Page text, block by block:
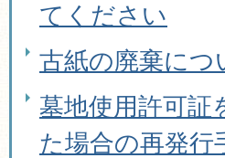
てください
古紙の廃棄に
墓地使用許可
た場合の再発